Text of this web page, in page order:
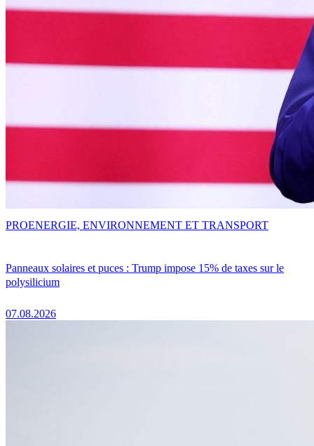
Panneaux solaires et puces : Trump impose 15% de taxes sur le
polysilicium
07.08.2026
PROENERGIE, ENVIRONNEMENT ET TRANSPORT